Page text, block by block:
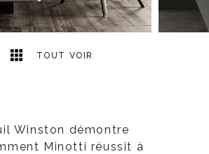
TOUT VOIR
Winston démontre
Minotti réussit à